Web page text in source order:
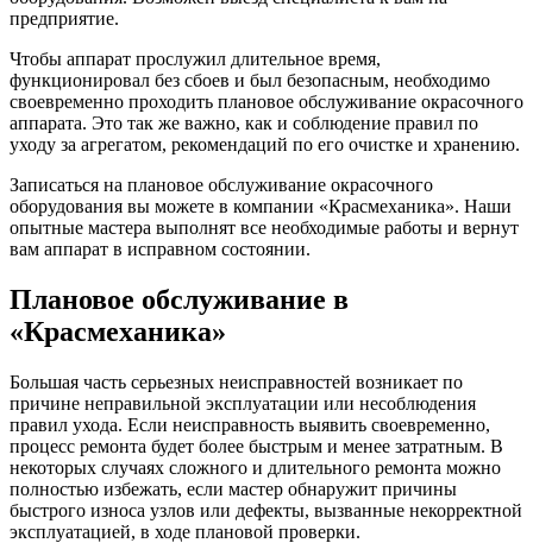
предприятие.
Чтобы аппарат прослужил длительное время,
функционировал без сбоев и был безопасным, необходимо
своевременно проходить плановое обслуживание окрасочного
аппарата. Это так же важно, как и соблюдение правил по
уходу за агрегатом, рекомендаций по его очистке и хранению.
Записаться на плановое обслуживание окрасочного
оборудования вы можете в компании «Красмеханика». Наши
опытные мастера выполнят все необходимые работы и вернут
вам аппарат в исправном состоянии.
Плановое обслуживание в
«Красмеханика»
Большая часть серьезных неисправностей возникает по
причине неправильной эксплуатации или несоблюдения
правил ухода. Если неисправность выявить своевременно,
процесс ремонта будет более быстрым и менее затратным. В
некоторых случаях сложного и длительного ремонта можно
полностью избежать, если мастер обнаружит причины
быстрого износа узлов или дефекты, вызванные некорректной
эксплуатацией, в ходе плановой проверки.